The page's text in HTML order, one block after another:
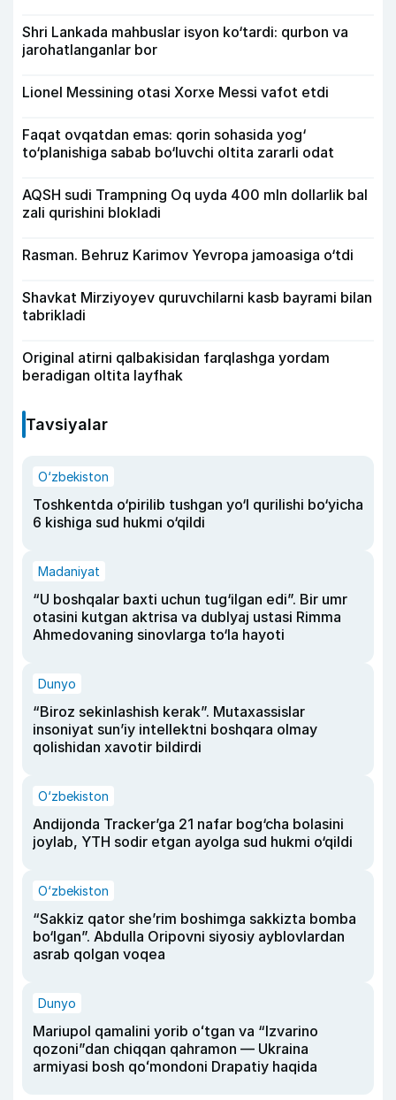
Shri Lankada mahbuslar isyon ko‘tardi: qurbon va
jarohatlanganlar bor
Lionel Messining otasi Xorxe Messi vafot etdi
Faqat ovqatdan emas: qorin sohasida yog‘
to‘planishiga sabab bo‘luvchi oltita zararli odat
AQSH sudi Trampning Oq uyda 400 mln dollarlik bal
zali qurishini blokladi
Rasman. Behruz Karimov Yevropa jamoasiga o‘tdi
Shavkat Mirziyoyev quruvchilarni kasb bayrami bilan
tabrikladi
Original atirni qalbakisidan farqlashga yordam
beradigan oltita layfhak
Tavsiyalar
O‘zbekiston
Toshkentda o‘pirilib tushgan yo‘l qurilishi bo‘yicha
6 kishiga sud hukmi o‘qildi
Madaniyat
“U boshqalar baxti uchun tug‘ilgan edi”. Bir umr
otasini kutgan aktrisa va dublyaj ustasi Rimma
Ahmedovaning sinovlarga to‘la hayoti
Dunyo
“Biroz sekinlashish kerak”. Mutaxassislar
insoniyat sun’iy intellektni boshqara olmay
qolishidan xavotir bildirdi
O‘zbekiston
Andijonda Tracker’ga 21 nafar bog‘cha bolasini
joylab, YTH sodir etgan ayolga sud hukmi o‘qildi
O‘zbekiston
“Sakkiz qator she’rim boshimga sakkizta bomba
bo‘lgan”. Abdulla Oripovni siyosiy ayblovlardan
asrab qolgan voqea
Dunyo
Mariupol qamalini yorib oʻtgan va “Izvarino
qozoni”dan chiqqan qahramon — Ukraina
armiyasi bosh qoʻmondoni Drapatiy haqida